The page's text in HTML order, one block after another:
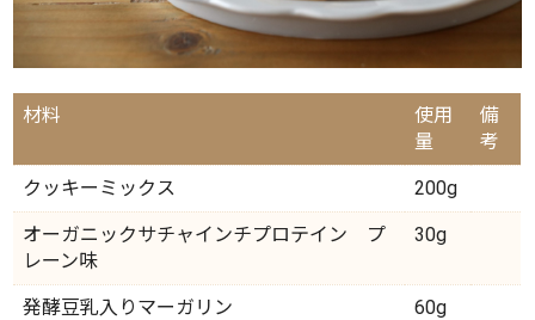
材料
使用
量
備
考
クッキーミックス 200g
オーガニックサチャインチプロテイン プ
レーン味
30g
発酵豆乳入りマーガリン 60g